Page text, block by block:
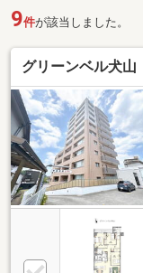
9件が該当しました。
グリーンベル犬山